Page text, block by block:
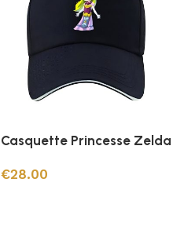
Casquette Princesse Zelda
€28.00